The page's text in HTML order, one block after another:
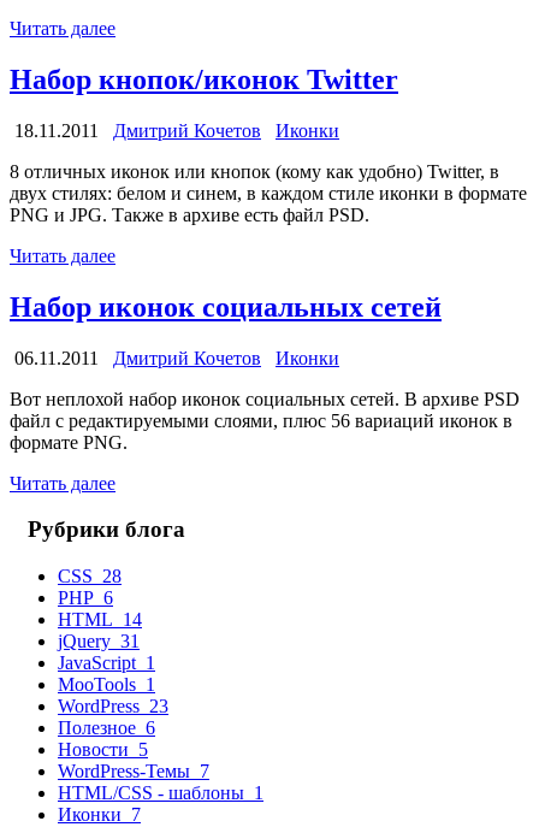
Читать далее
Набор кнопок/иконок Twitter
18.11.2011 Дмитрий Кочетов
Иконки
8 отличных иконок или кнопок (кому как удобно) Twitter, в
двух стилях: белом и синем, в каждом стиле иконки в формате
PNG и JPG. Также в архиве есть файл PSD.
Читать далее
Набор иконок социальных сетей
06.11.2011 Дмитрий Кочетов
Иконки
Вот неплохой набор иконок социальных сетей. В архиве PSD
файл с редактируемыми слоями, плюс 56 вариаций иконок в
формате PNG.
Читать далее
Рубрики блога
CSS 28
PHP 6
HTML 14
jQuery 31
JavaScript 1
MooTools 1
WordPress 23
Полезное 6
Новости 5
WordPress-Темы 7
HTML/CSS - шаблоны 1
Иконки 7